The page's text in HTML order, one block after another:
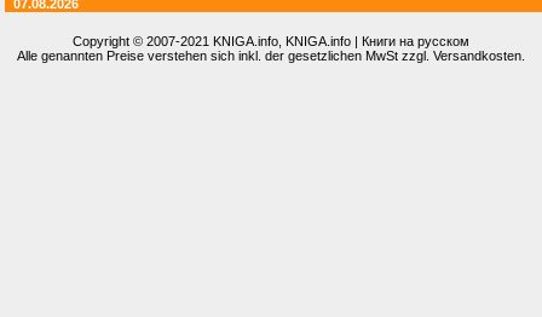
07.08.2026
Copyright © 2007-2021 KNIGA.info , KNIGA.info | Книги на русском
Alle genannten Preise verstehen sich inkl. der gesetzlichen MwSt zzgl. Versandkosten.